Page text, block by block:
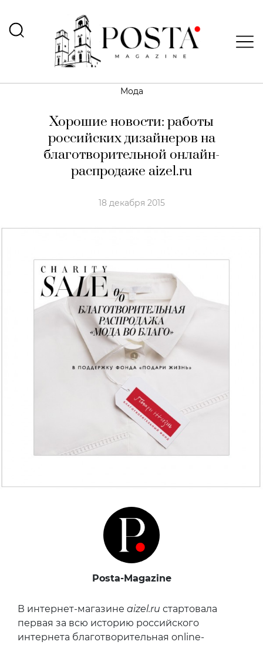
Мода
Хорошие новости: работы
российских дизайнеров на
благотворительной онлайн-
распродаже aizel.ru
18 декабря 2015
Posta-Magazine
В интернет-магазине aizel.ru стартовала
первая за всю историю российского
интернета благотворительная online-